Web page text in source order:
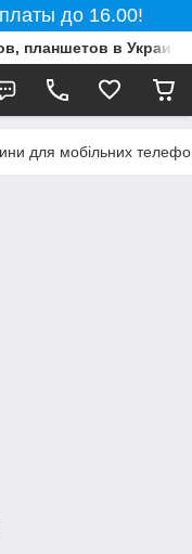
до 16.00!
планшетов в
для мобільних